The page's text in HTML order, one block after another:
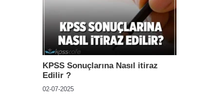
KPSS Sonuçlarına Nasıl itiraz
Edilir ?
02-07-2025